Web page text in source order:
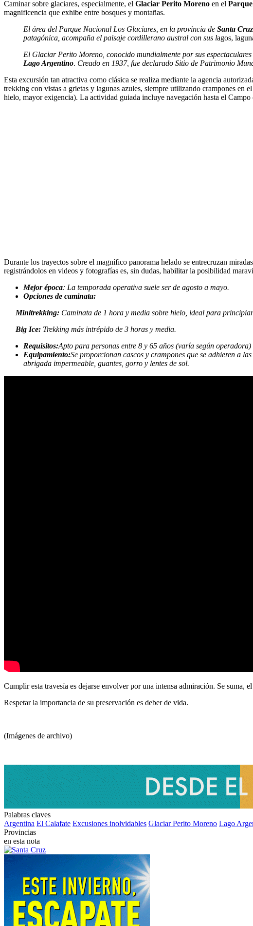
Caminar sobre glaciares, especialmente, el Glaciar Perito Moreno en el
magnificencia que exhibe entre bosques y montañas.
El área del Parque Nacional Los Glaciares, en la provincia de Santa Cruz
patagónica, acompaña el paisaje cordillerano austral con sus lagos,
El Glaciar Perito Moreno, conocido mundialmente por sus
Lago Argentino. Creado en 1937, fue declarado Sitio de Patrimonio
Esta excursión tan atractiva como clásica se realiza mediante la agencia
trekking con vistas a grietas y lagunas azules, siempre utilizando crampones en
hielo, mayor exigencia). La actividad guiada incluye navegación hasta el
Durante los trayectos sobre el magnífico panorama helado se entrecruzan
registrándolos en videos y fotografías es, sin dudas, habilitar la posibilidad
Mejor época: La temporada operativa suele ser de agosto a mayo.
Opciones de caminata:
Minitrekking: Caminata de 1 hora y media sobre hielo, ideal para
Big Ice: Trekking más intrépido de 3 horas y media.
Requisitos:Apto para personas entre 8 y 65 años (varía según
Equipamiento:Se proporcionan cascos y crampones que se adhieren a
abrigada impermeable, guantes, gorro y lentes de sol.
Cumplir esta travesía es dejarse envolver por una intensa admiración. Se suma,
Respetar la importancia de su preservación es deber de vida.
(Imágenes de archivo)
Palabras claves
Argentina El Calafate Excusiones inolvidables Glaciar Perito Moreno Lago
Provincias
en esta nota